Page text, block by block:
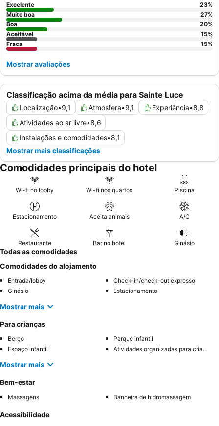
Classificação acima da média para Sainte Luce
Localização•9,1 Atmosfera•9,1 Experiência•8,8
Atividades ao ar livre•8,6
Instalações e comodidades•8,1
Mostrar mais classificações
Excelente 23%
Muito boa
27%
Boa
20%
Aceitável
15%
Fraca
15%
Mostrar avaliações
Comodidades principais do hotel
Wi-fi no lobby Wi-fi nos quartos Piscina
Estacionamento Aceita animais A/C
Restaurante Bar no hotel Ginásio
Todas as comodidades
Comodidades do alojamento
Entrada/lobby
Check-in/check-out expresso
Ginásio
Estacionamento
Mostrar mais
Para crianças
Berço
Parque infantil
Espaço infantil
Atividades organizadas para crianças
Mostrar mais
Bem-estar
Massagens Banheira de hidromassagem
Acessibilidade